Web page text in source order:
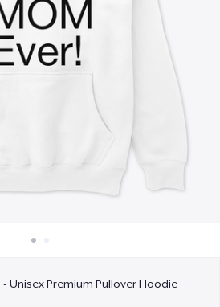
Vendez partout
n'importe quoi
- Unisex Premium Pullover Hoodie